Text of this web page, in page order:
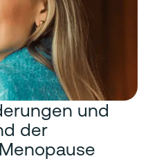
und
der